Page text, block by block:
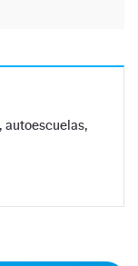
autoescuelas,